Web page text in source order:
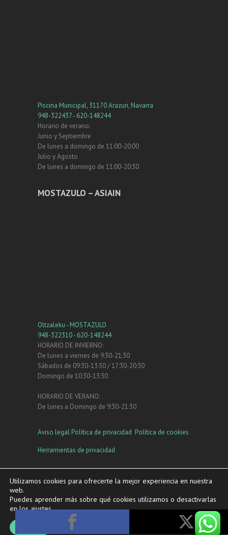
Piscina Municipal, 31170 Arazuri, Navarra
948-322437 - 620-148244
Horario de verano:
Junio y Septiembre
De lunes a domingo de 11:00-20:00
Julio y Agosto
De lunes a domingo de 11:00-20:30
MOSTAZULO – ASIAIN
Oltzaleku - MOSTAZULO
948-322310 - 620-148244
HORARIO DE INVIERNO:
De lunes a viernes de 9:30-21:30
Sábados de 09:30-13:30 / 17:30-20:30
Domingo de 10:30-13:30
HORARIO DE VERANO:
De lunes a Domingo de 9:30-21:30
Aviso legal Política de privacidad Política de cookies
Herramientas de privacidad
Instagram
Facebook
YouTube
Copyright ©2026 Política de privacidad|
Tema por:Theme Horse WordPress
Utilizamos cookies para ofrecerte la mejor experiencia en nuestra
web.
Puedes aprender más sobre qué cookies utilizamos o desactivarlas
en losajustes.